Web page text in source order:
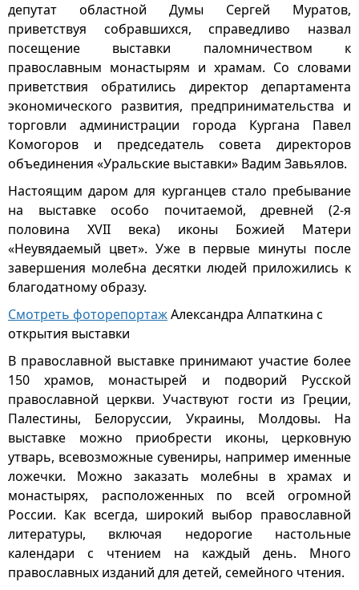
депутат областной Думы Сергей Муратов,
приветствуя собравшихся, справедливо назвал
посещение выставки паломничеством к
православным монастырям и храмам. Со словами
приветствия обратились директор департамента
экономического развития, предпринимательства и
торговли администрации города Кургана Павел
Комогоров и председатель совета директоров
объединения «Уральские выставки» Вадим Завьялов.
Настоящим даром для курганцев стало пребывание
на выставке особо почитаемой, древней (2-я
половина ХVII века) иконы Божией Матери
«Неувядаемый цвет». Уже в первые минуты после
завершения молебна десятки людей приложились к
благодатному образу.
Смотреть фоторепортажАлександра Алпаткина с
открытия выставки
В православной выставке принимают участие более
150 храмов, монастырей и подворий Русской
православной церкви. Участвуют гости из Греции,
Палестины, Белоруссии, Украины, Молдовы. На
выставке можно приобрести иконы, церковную
утварь, всевозможные сувениры, например именные
ложечки. Можно заказать молебны в храмах и
монастырях, расположенных по всей огромной
России. Как всегда, широкий выбор православной
литературы, включая недорогие настольные
календари с чтением на каждый день. Много
православных изданий для детей, семейного чтения.